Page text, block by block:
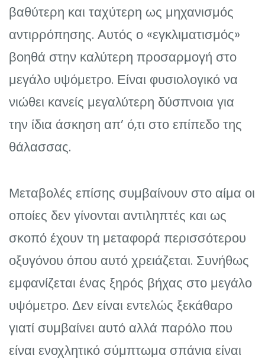
βαθύτερη και ταχύτερη ως μηχανισμός
αντιρρόπησης. Αυτός ο «εγκλιματισμός»
βοηθά στην καλύτερη προσαρμογή στο
μεγάλο υψόμετρο. Είναι φυσιολογικό να
νιώθει κανείς μεγαλύτερη δύσπνοια για
την ίδια άσκηση απ’ ό,τι στο επίπεδο της
θάλασσας.
Μεταβολές επίσης συμβαίνουν στο αίμα οι
οποίες δεν γίνονται αντιληπτές και ως
σκοπό έχουν τη μεταφορά περισσότερου
οξυγόνου όπου αυτό χρειάζεται. Συνήθως
εμφανίζεται ένας ξηρός βήχας στο μεγάλο
υψόμετρο. Δεν είναι εντελώς ξεκάθαρο
γιατί συμβαίνει αυτό αλλά παρόλο που
είναι ενοχλητικό σύμπτωμα σπάνια είναι